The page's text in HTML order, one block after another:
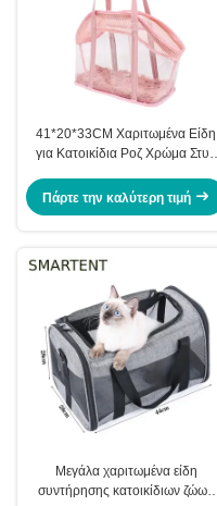
41*20*33CM Χαριτωμένα Είδη
για Κατοικίδια Ροζ Χρώμα Στυλ
Σχεδιασμένο Τσάντα Χειρός για
Εκδρομές Κατοικίδιων
Πάρτε την καλύτερη τιμή
Μεγάλα χαριτωμένα είδη
συντήρησης κατοικίδιων ζώων